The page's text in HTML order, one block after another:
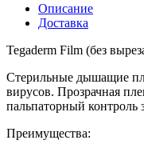
Описание
Доставка
Tegaderm Film (без
Стерильные дышащие
вирусов. Прозрачная
пальпаторный контроль
Преимущества: